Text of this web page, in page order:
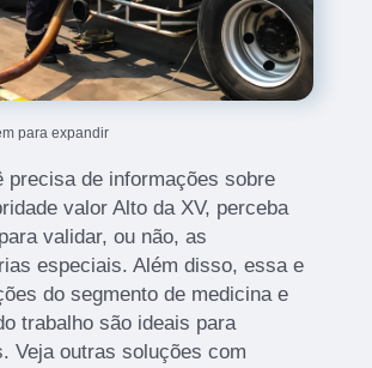
para expandir
precisa de informações sobre
valor Alto da XV, perceba
validar, ou não, as
especiais. Além disso, essa e
do segmento de medicina e
trabalho são ideais para
Veja outras soluções com